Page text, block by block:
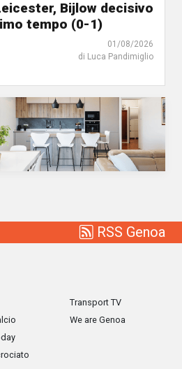
Bijlow decisivo
tempo (0-1)
01/08/2026
di Luca Pandimiglio
RSS Genoa
Transport TV
We are Genoa